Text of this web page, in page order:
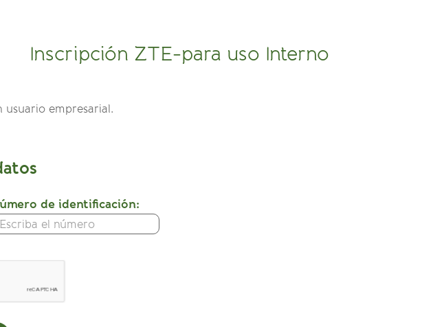
Inscripción ZTE-para uso Interno
empresarial.
de identificación: